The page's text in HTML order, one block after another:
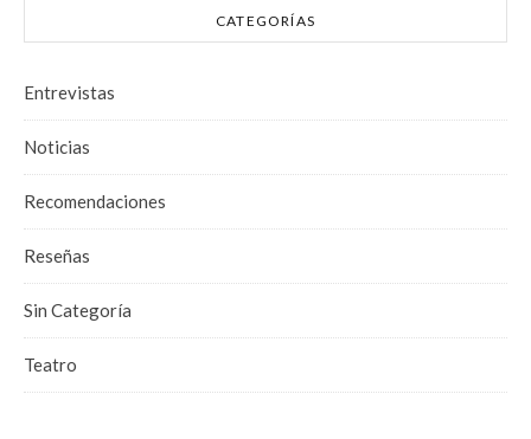
CATEGORÍAS
Entrevistas
Noticias
Recomendaciones
Reseñas
Sin Categoría
Teatro